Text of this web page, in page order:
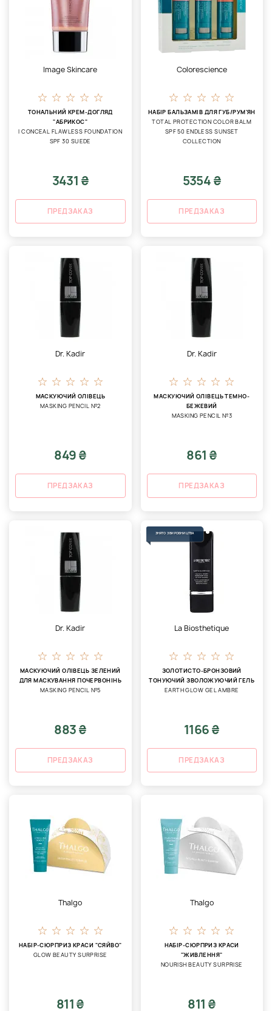
Image Skincare
ТОНАЛЬНИЙ КРЕМ-ДОГЛЯД
"АБРИКОС"
I CONCEAL FLAWLESS FOUNDATION
SPF 30 SUEDE
3431 ₴
ПРЕДЗАКАЗ
Colorescience
НАБІР БАЛЬЗАМІВ ДЛЯ ГУБ/РУМ'ЯН
TOTAL PROTECTION COLOR BALM
SPF 50 ENDLESS SUNSET
COLLECTION
5354 ₴
ПРЕДЗАКАЗ
Dr. Kadir
МАСКУЮЧИЙ ОЛІВЕЦЬ
МASKING PENCIL №2
849 ₴
ПРЕДЗАКАЗ
Dr. Kadir
МАСКУЮЧИЙ ОЛІВЕЦЬ ТЕМНО-
БЕЖЕВИЙ
МASKING PENCIL №3
861 ₴
ПРЕДЗАКАЗ
Dr. Kadir
МАСКУЮЧИЙ ОЛІВЕЦЬ ЗЕЛЕНИЙ
ДЛЯ МАСКУВАННЯ ПОЧЕРВОНІНЬ
МASKING PENCIL №5
883 ₴
ПРЕДЗАКАЗ
ЗНЯТО З ВИРОБНИЦТВА
La Biosthetique
ЗОЛОТИСТО-БРОНЗОВИЙ
ТОНУЮЧИЙ ЗВОЛОЖУЮЧИЙ ГЕЛЬ
EARTH GLOW GEL AMBRЕ
1166 ₴
ПРЕДЗАКАЗ
Thalgo
НАБІР-СЮРПРИЗ КРАСИ "СЯЙВО"
GLOW BEAUTY SURPRISE
811 ₴
Thalgo
НАБІР-СЮРПРИЗ КРАСИ
"ЖИВЛЕННЯ"
NOURISH BEAUTY SURPRISE
811 ₴